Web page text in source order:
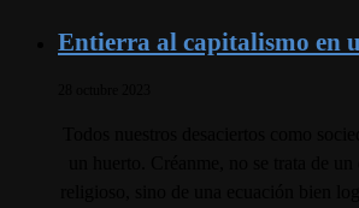
Entierra al capitalismo en